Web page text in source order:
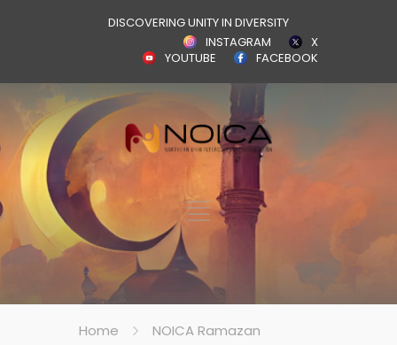
DISCOVERING UNITY IN DIVERSITY
X
INSTAGRAM
FACEBOOK
YOUTUBE
Home NOICA Ramazan